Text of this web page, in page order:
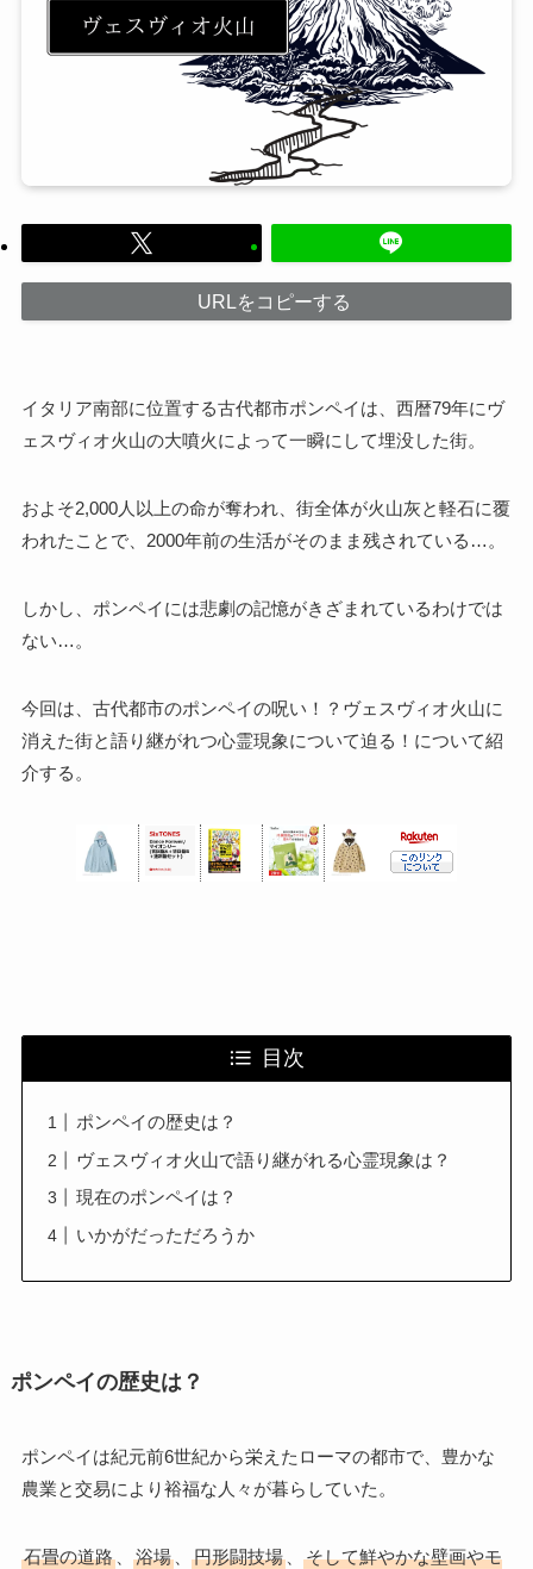
URLをコピーする
イタリア南部に位置する古代都市ポンペイは、西暦79年にヴ
ェスヴィオ火山の大噴火によって一瞬にして埋没した街。
およそ2,000人以上の命が奪われ、街全体が火山灰と軽石に覆
われたことで、2000年前の生活がそのまま残されている…。
しかし、ポンペイには悲劇の記憶がきざまれているわけでは
ない…。
今回は、古代都市のポンペイの呪い！？ヴェスヴィオ火山に
消えた街と語り継がれつ心霊現象について迫る！について紹
介する。
目次
ポンペイの歴史は？
ヴェスヴィオ火山で語り継がれる心霊現象は？
現在のポンペイは？
いかがだっただろうか
ポンペイの歴史は？
ポンペイは紀元前6世紀から栄えたローマの都市で、豊かな
農業と交易により裕福な人々が暮らしていた。
石畳の道路、 浴場、 円形闘技場、
そして鮮やかな壁画やモ